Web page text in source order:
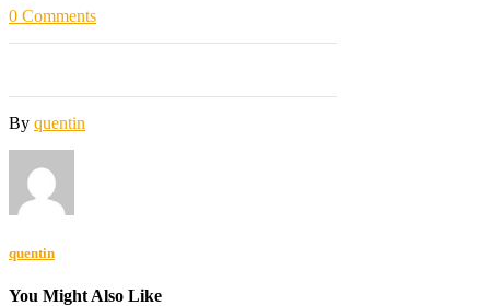
0 Comments
By quentin
quentin
You Might Also Like